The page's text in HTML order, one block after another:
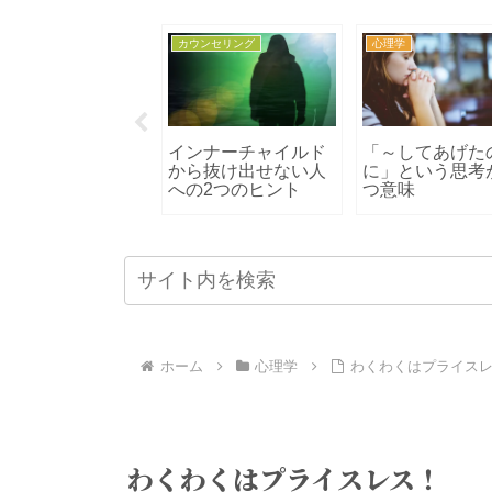
カウンセラー
心理カウンセリング
とアドバイス
心理学
あなたの心にト
マが残る理由と
解消方法
ホーム 心理学 わくわくはプライ
わくわくはプライスレス